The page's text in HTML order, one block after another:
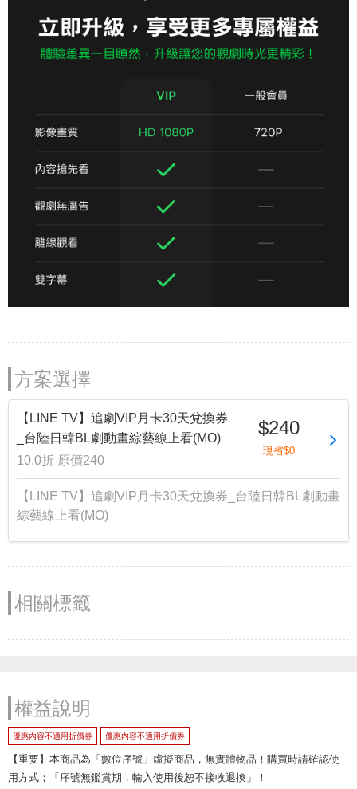
方案選擇
【LINE TV】追劇VIP月卡30天兌換券
_台陸日韓BL劇動畫綜藝線上看(MO)
10.0折 原價240
$240
現省$0
【LINE TV】追劇VIP月卡30天兌換券_台陸日韓BL劇動畫
綜藝線上看(MO)
相關標籤
權益說明
優惠內容不適用折價券 優惠內容不適用折價券
【重要】本商品為「數位序號」虛擬商品，無實體物品！購買時請確認使
用方式；「序號無鑑賞期，輸入使用後恕不接收退換」！